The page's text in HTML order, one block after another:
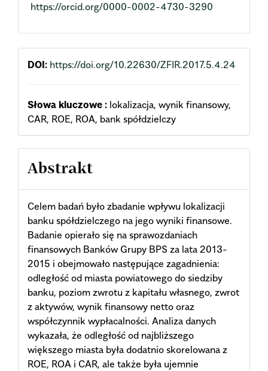
Content
https://orcid.org/0000-0002-4730-3290
DOI: https://doi.org/10.22630/ZFIR.2017.5.4.24
Słowa kluczowe : lokalizacja, wynik finansowy,
CAR, ROE, ROA, bank spółdzielczy
Abstrakt
Celem badań było zbadanie wpływu lokalizacji
banku spółdzielczego na jego wyniki finansowe.
Badanie opierało się na sprawozdaniach
finansowych Banków Grupy BPS za lata 2013-
2015 i obejmowało następujące zagadnienia:
odległość od miasta powiatowego do siedziby
banku, poziom zwrotu z kapitału własnego, zwrot
z aktywów, wynik finansowy netto oraz
współczynnik wypłacalności. Analiza danych
wykazała, że odległość od najbliższego
większego miasta była dodatnio skorelowana z
ROE, ROA i CAR, ale także była ujemnie